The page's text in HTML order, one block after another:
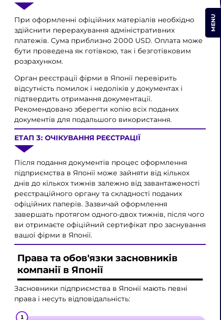
При оформленні офіційних матеріалів необхідно
здійснити перерахування адміністративних
платежів. Сума приблизно 2000 USD. Оплата може
бути проведена як готівкою, так і безготівковим
розрахунком.
Орган реєстрації фірми в Японії перевірить
відсутність помилок і недоліків у документах і
підтвердить отримання документації.
Рекомендовано зберегти копію всіх поданих
документів для подальшого використання.
ЕТАП 3: ОЧІКУВАННЯ РЕЄСТРАЦІЇ
Після подання документів процес оформлення
підприємства в Японії може зайняти від кількох
днів до кількох тижнів залежно від завантаженості
реєстраційного органу та складності поданих
офіційних паперів. Зазвичай оформлення
завершать протягом одного-двох тижнів, після чого
ви отримаєте офіційний сертифікат про заснування
вашої фірми в Японії.
Права та обов'язки засновників
компанії в Японії
Засновники підприємства в Японії мають певні
права і несуть відповідальність:
MENU